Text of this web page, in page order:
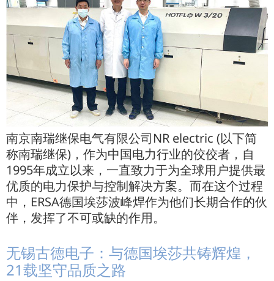
南京南瑞继保电气有限公司NR electric (以下简
称南瑞继保)，作为中国电力行业的佼佼者，自
1995年成立以来，一直致力于为全球用户提供最
优质的电力保护与控制解决方案。而在这个过程
中，ERSA德国埃莎波峰焊作为他们长期合作的伙
伴，发挥了不可或缺的作用。
无锡古德电子：与德国埃莎共铸辉煌，
21载坚守品质之路